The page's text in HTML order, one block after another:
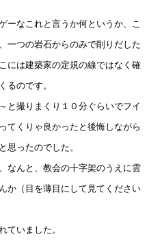
ーなこれと言うか何というか、こ
一つの岩石からのみで削りだした
には建築家の定規の線ではなく確
るのです。
と撮りまくり１０分ぐらいでフイ
てくりゃ良かったと後悔しながら
思ったのでした。
なんと、教会の十字架のうえに雲
か（目を薄目にして見てください
ていました。